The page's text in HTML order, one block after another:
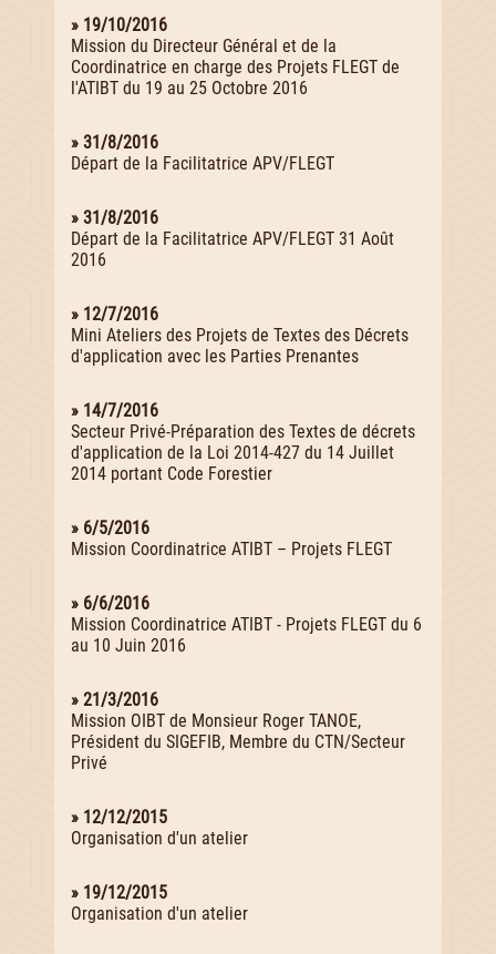
» 19/10/2016
Mission du Directeur Général et de la
Coordinatrice en charge des Projets FLEGT de
l'ATIBT du 19 au 25 Octobre 2016
» 31/8/2016
Départ de la Facilitatrice APV/FLEGT
» 31/8/2016
Départ de la Facilitatrice APV/FLEGT 31 Août
2016
» 12/7/2016
Mini Ateliers des Projets de Textes des Décrets
d'application avec les Parties Prenantes
» 14/7/2016
Secteur Privé-Préparation des Textes de décrets
d'application de la Loi 2014-427 du 14 Juillet
2014 portant Code Forestier
» 6/5/2016
Mission Coordinatrice ATIBT – Projets FLEGT
» 6/6/2016
Mission Coordinatrice ATIBT - Projets FLEGT du 6
au 10 Juin 2016
» 21/3/2016
Mission OIBT de Monsieur Roger TANOE,
Président du SIGEFIB, Membre du CTN/Secteur
Privé
» 12/12/2015
Organisation d'un atelier
» 19/12/2015
Organisation d'un atelier